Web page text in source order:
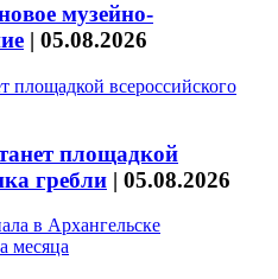
музейно-
| 05.08.2026
площадкой
гребли | 05.08.2026